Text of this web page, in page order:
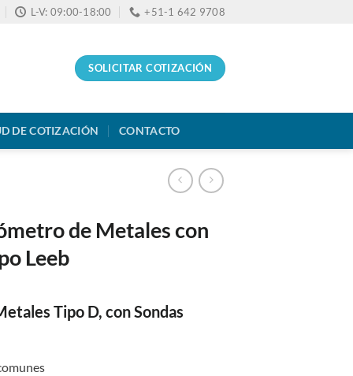
L-V: 09:00-18:00 +51-1 642 9708
SOLICITAR COTIZACIÓN
DE COTIZACIÓN CONTACTO
de Metales con
Leeb
Tipo D, con Sondas